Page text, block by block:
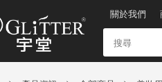
關於我們